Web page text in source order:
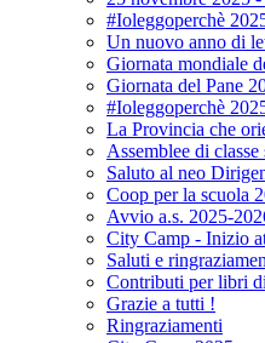
#Ioleggoperchè
Un nuovo anno di
Giornata mondiale
Giornata del Pane
#Ioleggoperchè
La Provincia che
Assemblee di
Saluto al neo
Coop per la scuola
Avvio a.s. 2025-
City Camp - Inizio
Saluti e
Contributi per libri
Grazie a tutti !
Ringraziamenti